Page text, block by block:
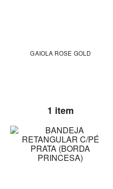
GAIOLA ROSE GOLD
1 item